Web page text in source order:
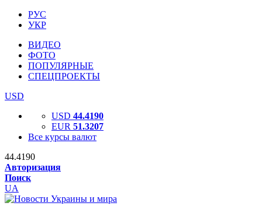
РУС
УКР
ВИДЕО
ФОТО
ПОПУЛЯРНЫЕ
СПЕЦПРОЕКТЫ
USD
USD 44.4190
EUR 51.3207
Все курсы валют
44.4190
Авторизация
Поиск
UA